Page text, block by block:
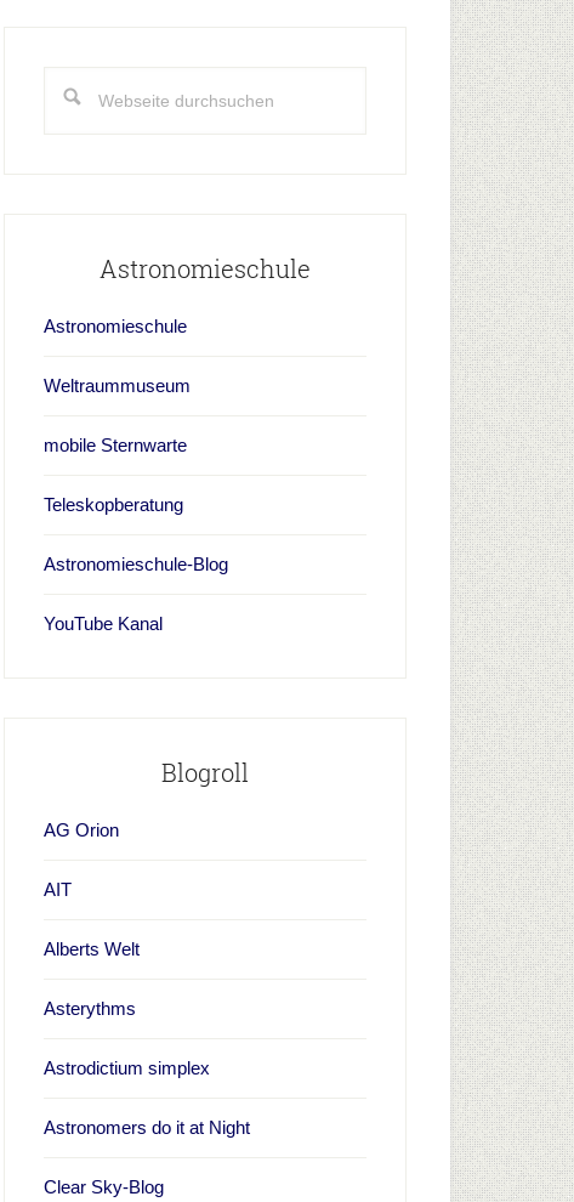
durchsuchen
Astronomieschule
Astronomieschule
Weltraummuseum
mobile Sternwarte
Teleskopberatung
Astronomieschule-Blog
YouTube Kanal
Blogroll
AG Orion
AIT
Alberts Welt
Asterythms
Astrodictium simplex
Astronomers do it at Night
Clear Sky-Blog